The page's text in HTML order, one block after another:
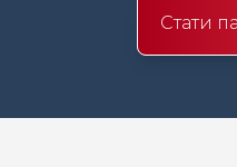
Стати